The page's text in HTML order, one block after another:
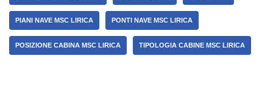
PIANI NAVE MSC LIRICA PONTI NAVE MSC LIRICA
POSIZIONE CABINA MSC LIRICA TIPOLOGIA CABINE MSC LIRICA